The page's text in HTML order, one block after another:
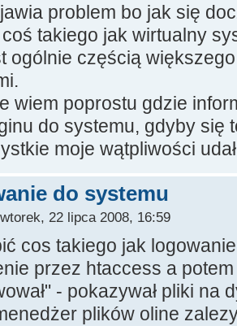
problem bo jak się
takiego jak wirtualny
ogólnie częścią
wiem poprostu gdzie
do systemu, gdyby się
moje wątpliwości
do systemu
22 lipca 2008, 16:59
cos takiego jak
przez htaccess a
- pokazywał pliki na
plików oline